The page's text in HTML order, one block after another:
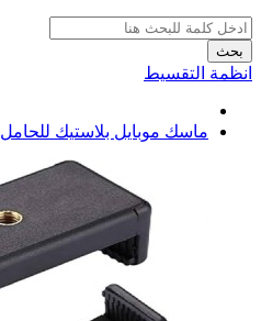
بحث
انظمة التقسيط
ماسك موبايل بلاستيك للحامل